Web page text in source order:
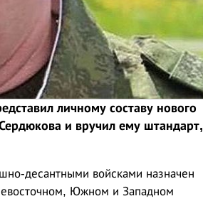
личному составу нового
и вручил ему штандарт,
десантными войсками назначен
Южном и Западном